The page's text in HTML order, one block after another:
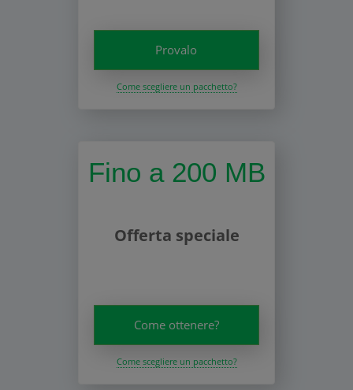
Provalo
Come scegliere un pacchetto?
Fino a 200 MB
Offerta speciale
Come ottenere?
Come scegliere un pacchetto?